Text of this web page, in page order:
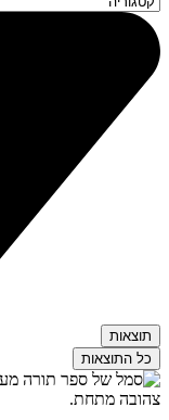
תוצאות
כל התוצאות